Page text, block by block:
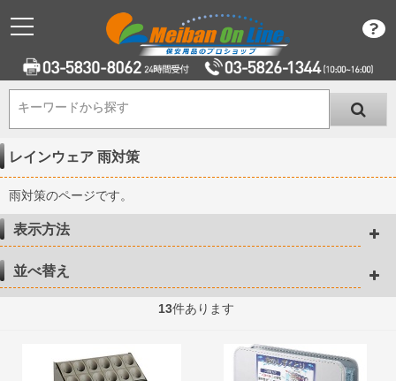
キーワードから探す
キーワードから探す
レインウェア 雨対策
雨対策のページです。
表示方法
並べ替え
13件あります